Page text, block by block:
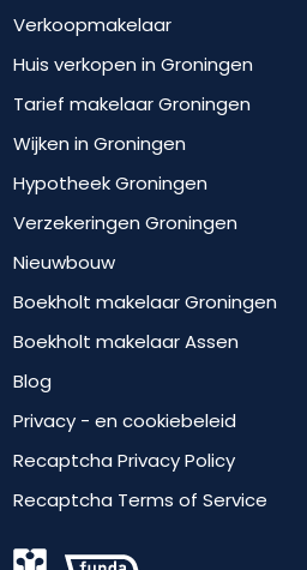
Verkoopmakelaar
Huis verkopen in Groningen
Tarief makelaar Groningen
Wijken in Groningen
Hypotheek Groningen
Verzekeringen Groningen
Nieuwbouw
Boekholt makelaar Groningen
Boekholt makelaar Assen
Blog
Privacy - en cookiebeleid
Recaptcha Privacy Policy
Recaptcha Terms of Service